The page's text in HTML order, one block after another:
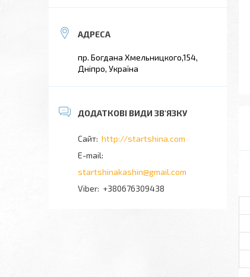
пр. Богдана Хмельницкого,154,
Дніпро, Україна
http://startshina.com
startshinakashin@gmail.com
+380676309438